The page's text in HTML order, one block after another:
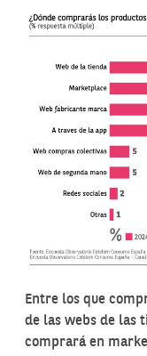
Entre los que
de las webs de las
comprará en